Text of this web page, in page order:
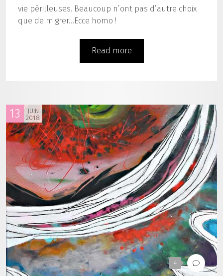
vie périlleuses. Beaucoup n’ont pas d’autre choix
que de migrer…Ecce homo !
Read more
13
JUIN
2018
4